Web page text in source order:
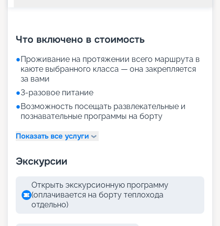
Что включено в стоимость
●Проживание на протяжении всего маршрута в
каюте выбранного класса — она закрепляется
за вами
●3-разовое питание
●Возможность посещать развлекательные и
познавательные программы на борту
Показать все услуги
Экскурсии
Открыть экскурсионную программу
(оплачивается на борту теплохода
отдельно)